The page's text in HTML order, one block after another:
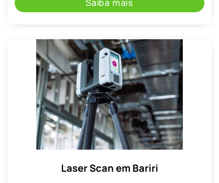
Laser Scan em Bariri